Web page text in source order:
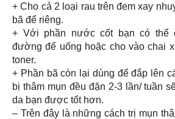
+ Cho cả 2 loại rau trên đem xay
bã để riêng.
+ Với phần nước cốt bạn có thể
đường để uống hoặc cho vào chai
toner.
+ Phần bã còn lại dùng để đắp lên
bị thâm mụn đều đặn 2-3 lần/ tuần
da bạn được tốt hơn.
– Trên đây là những cách trị mụn